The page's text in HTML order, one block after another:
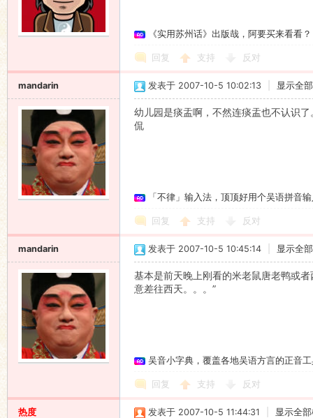
《实用苏州话》出版哉，阿要买来看看？
回复 支持 反对
mandarin 发表于 2007-10-5 10:02:13 显示全
幼儿园是痰盂啊，不然连痰盂也不认识
侃
「不律」输入法，顶顶好用个吴语拼音
回复 支持 反对
mandarin 发表于 2007-10-5 10:45:14 显示全
基本是前天晚上刚看的米老鼠唐老鸭或
意差往西天。。。”
吴音小字典，覆盖各地吴语方言的正音
回复 支持 反对
热度 发表于 2007-10-5 11:44:31 显示全